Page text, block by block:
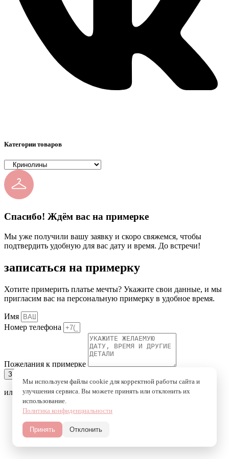
Категории товаров
Спасибо! Ждём вас на примерке
Мы уже получили вашу заявку и скоро свяжемся, чтобы
подтвердить удобную для вас дату и время. До встречи!
записаться на примерку
Хотите примерить платье мечты? Укажите свои данные, и мы
пригласим вас на персональную примерку в удобное время.
Имя
Номер телефона
Пожелания к примерке
Записаться на примерку
или напишите в мессенджеры
Мы используем файлы cookie для корректной работы сайта и
улучшения сервиса. Вы можете принять или отклонить их
использование.
Политика конфиденциальности
Принять Отклонить